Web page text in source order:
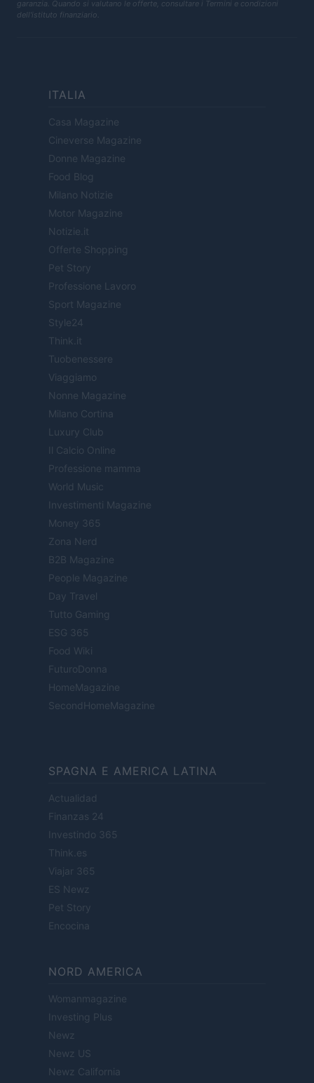
garanzia. Quando si valutano le offerte, consultare i Termini e condizioni
dell'istituto finanziario.
ITALIA
Casa Magazine
Cineverse Magazine
Donne Magazine
Food Blog
Milano Notizie
Motor Magazine
Notizie.it
Offerte Shopping
Pet Story
Professione Lavoro
Sport Magazine
Style24
Think.it
Tuobenessere
Viaggiamo
Nonne Magazine
Milano Cortina
Luxury Club
Il Calcio Online
Professione mamma
World Music
Investimenti Magazine
Money 365
Zona Nerd
B2B Magazine
People Magazine
Day Travel
Tutto Gaming
ESG 365
Food Wiki
FuturoDonna
HomeMagazine
SecondHomeMagazine
SPAGNA E AMERICA LATINA
Actualidad
Finanzas 24
Investindo 365
Think.es
Viajar 365
ES Newz
Pet Story
Encocina
NORD AMERICA
Womanmagazine
Investing Plus
Newz
Newz US
Newz California